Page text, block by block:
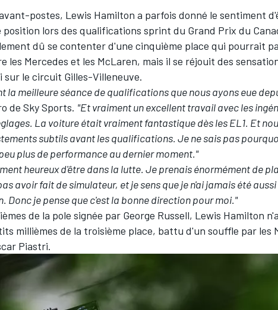
postes, Lewis Hamilton a parfois donné le sentiment
position lors des qualifications sprint du Grand Prix du
dû se contenter d'une cinquième place qui pourrait
les Mercedes et les McLaren, mais il se réjouit des
sur le circuit Gilles-Villeneuve.
la meilleure séance de qualifications que nous ayons eue
de Sky Sports. "Et vraiment un excellent travail avec les
La voiture était vraiment fantastique dès les EL1. Et
subtils avant les qualifications. Je ne sais pas
plus de performance au dernier moment."
heureux d'être dans la lutte. Je prenais énormément de
avoir fait de simulateur, et je sens que je n'ai jamais été
Donc je pense que c'est la bonne direction pour moi."
de la pole signée par George Russell, Lewis Hamilton
millièmes de la troisième place, battu d'un souffle par les
Piastri.